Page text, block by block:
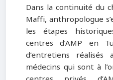
Dans la continuité du
Maffi, anthropologue
les étapes
centres d’AMP en
d’entretiens
médecins qui sont à